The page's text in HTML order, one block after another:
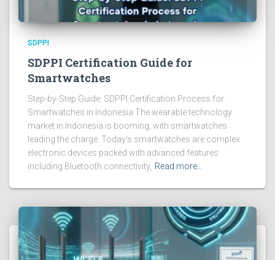
SDPPI
SDPPI Certification Guide for
Smartwatches
Step-by-Step Guide: SDPPI Certification Process for
Smartwatches in Indonesia The wearable technology
market in Indonesia is booming, with smartwatches
leading the charge. Today’s smartwatches are complex
electronic devices packed with advanced features
including Bluetooth connectivity, Read more…